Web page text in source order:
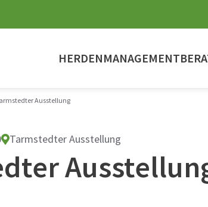
HERDENMANAGEMENT
Ausstellung
Tarmstedter Ausstellung